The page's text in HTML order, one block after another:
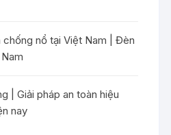
chống nổ tại Việt Nam | Đèn
| Giải pháp an toàn hiệu
nay